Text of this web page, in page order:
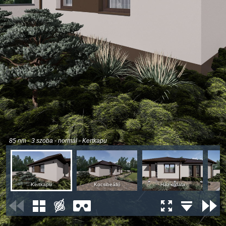
85 nm - 3 szoba - normál - Kertkapu
Kertkapu Kocsibeálló Ház oldala